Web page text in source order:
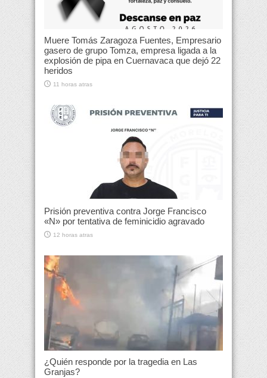
Muere Tomás Zaragoza Fuentes, Empresario
gasero de grupo Tomza, empresa ligada a la
explosión de pipa en Cuernavaca que dejó 22
heridos
11 horas atras
Prisión preventiva contra Jorge Francisco
«N» por tentativa de feminicidio agravado
12 horas atras
¿Quién responde por la tragedia en Las
Granjas?